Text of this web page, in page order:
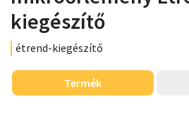
kiegészítő
étrend-kiegészítő
Termék